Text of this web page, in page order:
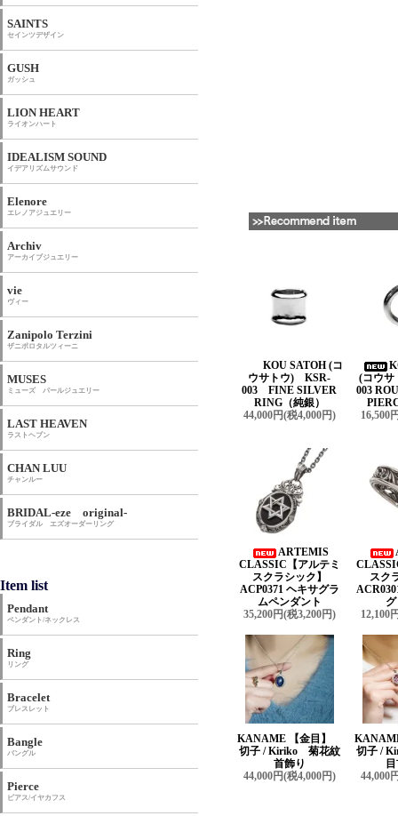
KOU SATOH (コ
ウサトウ) KSR-
003 FINE SILVER
RING（純銀）
44,000円(税4,000円)
(コウ
003
16,500
ARTEMIS
CLASSIC【アルテミ
スクラシック】
ACP0371 ヘキサグラ
ムペンダント
35,200円(税3,200円)
スク
12,100
KANAME 【金目】
切子 / Kiriko 菊花紋
首飾り
44,000円(税4,000円)
切子 /
44,000
SAINTS
セインツデザイン
GUSH
ガッシュ
LION HEART
ライオンハート
IDEALISM SOUND
イデアリズムサウンド
Elenore
エレノアジュエリー
Archiv
アーカイブジュエリー
vie
ヴィー
Zanipolo Terzini
ザニポロタルツィーニ
MUSES
ミューズ パールジュエリー
LAST HEAVEN
ラストヘブン
CHAN LUU
チャンルー
BRIDAL-eze original-
ブライダル エズオーダーリング
Item list
Pendant
ペンダント/ネックレス
Ring
リング
Bracelet
ブレスレット
Bangle
バングル
Pierce
ピアス/イヤカフス